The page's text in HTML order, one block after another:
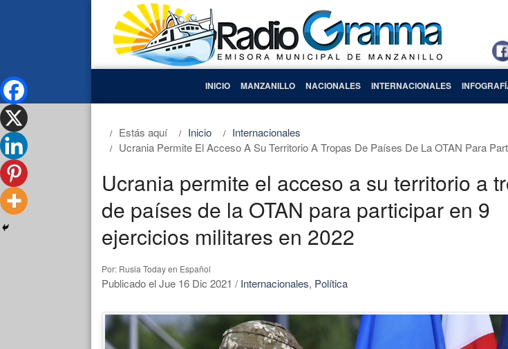
INICIO MANZANILLO NACIONALES INTERNACIONALES
Estás aquí Inicio
Internacionales
Ucrania Permite El Acceso A Su Territorio A Tropas De Países De La OTAN Para
Ucrania permite el acceso a su territorio a
de países de la OTAN para participar en 9
ejercicios militares en 2022
Por: Rusia Today en Español
Publicado el Jue 16 Dic 2021 / Internacionales, Política